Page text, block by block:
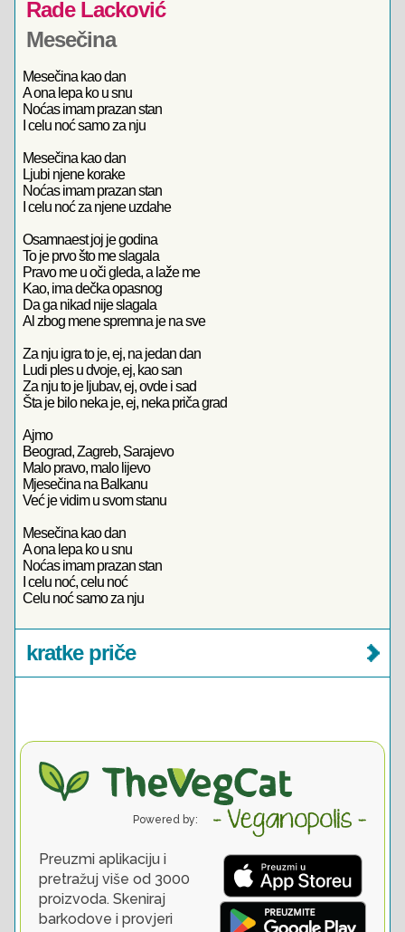
Rade Lacković
Mesečina
Mesečina kao dan
A ona lepa ko u snu
Noćas imam prazan stan
I celu noć samo za nju
Mesečina kao dan
Ljubi njene korake
Noćas imam prazan stan
I celu noć za njene uzdahe
Osamnaest joj je godina
To je prvo što me slagala
Pravo me u oči gleda, a laže me
Kao, ima dečka opasnog
Da ga nikad nije slagala
Al zbog mene spremna je na sve
Za nju igra to je, ej, na jedan dan
Ludi ples u dvoje, ej, kao san
Za nju to je ljubav, ej, ovde i sad
Šta je bilo neka je, ej, neka priča grad
Ajmo
Beograd, Zagreb, Sarajevo
Malo pravo, malo lijevo
Mjesečina na Balkanu
Već je vidim u svom stanu
Mesečina kao dan
A ona lepa ko u snu
Noćas imam prazan stan
I celu noć, celu noć
Celu noć samo za nju
kratke priče